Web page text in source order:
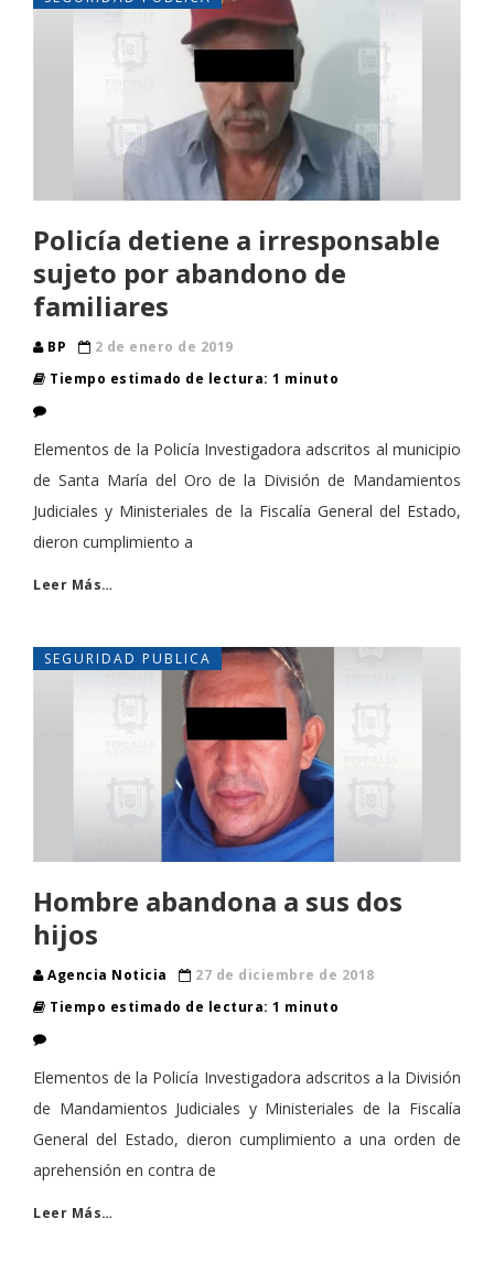
Policía detiene a irresponsable
sujeto por abandono de
familiares
BP
2 de enero de 2019
Tiempo estimado de lectura: 1 minuto
Elementos de la Policía Investigadora adscritos al municipio
de Santa María del Oro de la División de Mandamientos
Judiciales y Ministeriales de la Fiscalía General del Estado,
dieron cumplimiento a
Leer Más…
SEGURIDAD PUBLICA
Hombre abandona a sus dos
hijos
Agencia Noticia
27 de diciembre de 2018
Tiempo estimado de lectura: 1 minuto
Elementos de la Policía Investigadora adscritos a la División
de Mandamientos Judiciales y Ministeriales de la Fiscalía
General del Estado, dieron cumplimiento a una orden de
aprehensión en contra de
Leer Más…